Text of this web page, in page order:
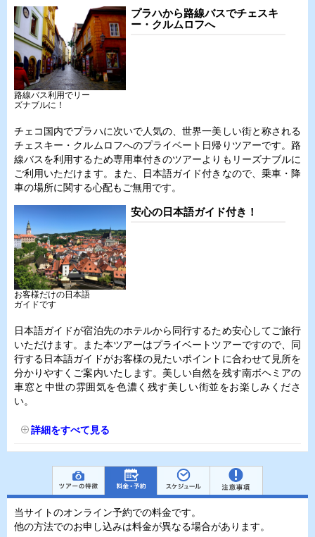
プラハから路線バスでチェスキ
ー・クルムロフへ
路線バス利用でリー
ズナブルに！
チェコ国内でプラハに次いで人気の、世界一美しい街と称される
チェスキー・クルムロフへのプライベート日帰りツアーです。路
線バスを利用するため専用車付きのツアーよりもリーズナブルに
ご利用いただけます。また、日本語ガイド付きなので、乗車・降
車の場所に関する心配もご無用です。
安心の日本語ガイド付き！
お客様だけの日本語
ガイドです
日本語ガイドが宿泊先のホテルから同行するため安心してご旅行
いただけます。また本ツアーはプライベートツアーですので、同
行する日本語ガイドがお客様の見たいポイントに合わせて見所を
分かりやすくご案内いたします。美しい自然を残す南ボヘミアの
車窓と中世の雰囲気を色濃く残す美しい街並をお楽しみくださ
い。
詳細をすべて見る
当サイトのオンライン予約での料金です。
他の方法でのお申し込みは料金が異なる場合があります。